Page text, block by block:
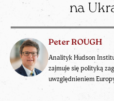
na
Peter ROUGH
Analityk Hudson
zajmuje się polityką
uwzględnieniem